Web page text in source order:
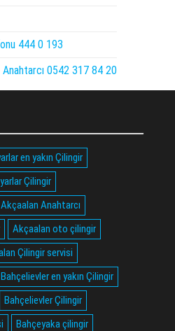
444 0 193
0542 317 84 20
en yakın Çilingir
Çilingir
Akçaalan Anahtarcı
Akçaalan oto çilingir
Çilingir servisi
Bahçelievler en yakın Çilingir
Bahçelievler Çilingir
Bahçeyaka çilingir